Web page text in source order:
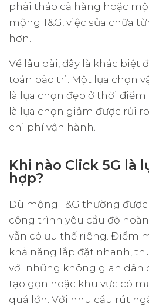
phải tháo cả hàng hoặc
mộng T&G, việc sửa chữa
hơn.
Về lâu dài, đây là khác biệt
toán bảo trì. Một lựa chọn
là lựa chọn đẹp ở thời
là lựa chọn giảm được rủi
chi phí vận hành.
Khi nào Click 5G là
hợp?
Dù mộng T&G thường
công trình yêu cầu độ
vẫn có ưu thế riêng. Điểm
khả năng lắp đặt nhanh,
với những không gian dân
tạo gọn hoặc khu vực có
quá lớn. Với nhu cầu rút